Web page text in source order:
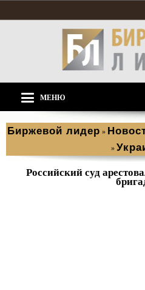
МЕНЮ
Биржевой лидер »
»
Российский суд